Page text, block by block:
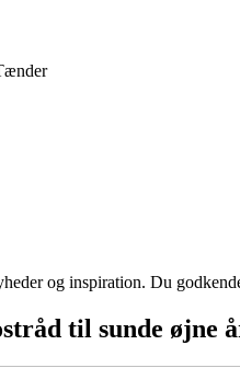
og inspiration. Du
til sunde øjne